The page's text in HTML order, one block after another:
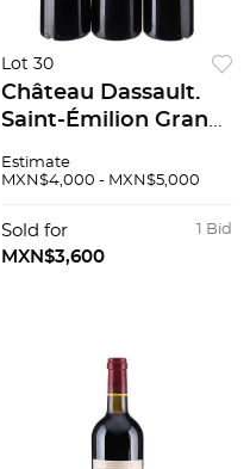
Lot 30
Château Dassault.
Saint-Émilion Grand
Saint-Émilion,
llenado alto.Pzas: 3.
91/100.
Estimate
MXN$4,000 - MXN$5,000
1 Bid
Sold for
MXN$3,600